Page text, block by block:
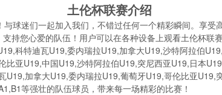
土伦杯联赛介绍
球迷们一起加入我们，不错过任何一个精彩瞬间。享受
持您心爱的队伍！用户可以在各种设备上观看土伦杯联
科特迪瓦U19,委内瑞拉U19,加拿大U19,沙特阿拉伯
比亚U19,中国U19,沙特阿拉伯U19,突尼西亚U19,日本
U19,加拿大U19,委内瑞拉U19,葡萄牙U19,哥伦比亚U19,
等强壮的队伍球员，带来每一场精彩的比赛！